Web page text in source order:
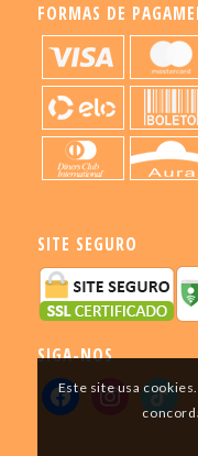
FORMAS DE
SITE SEGURO
SIGA-NOS
Este site usa